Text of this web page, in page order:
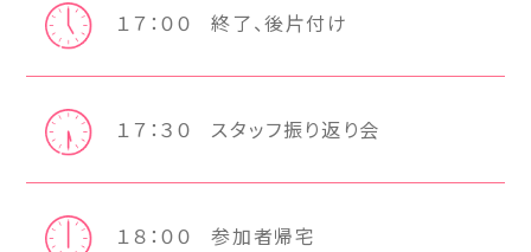
１７：００ 終了、後片付け
１７：３０ スタッフ振り返り会
１８：００ 参加者帰宅